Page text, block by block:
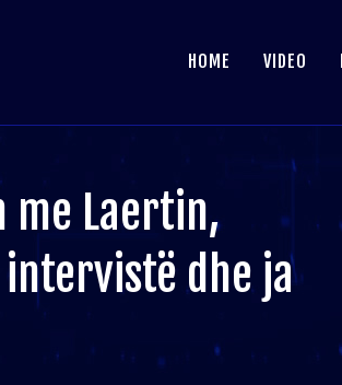
HOME VIDEO
me Laertin,
intervistë dhe ja